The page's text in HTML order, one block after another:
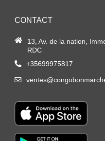
CONTACT
13, Av. de la nation,
RDC
+35699975817